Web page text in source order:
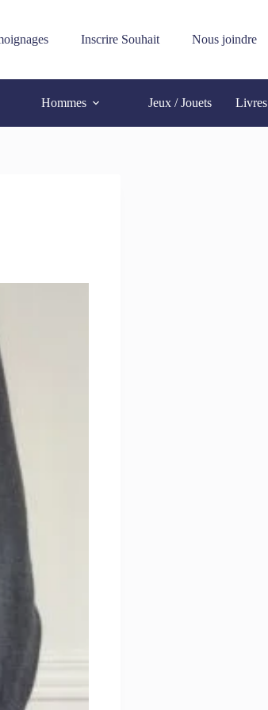
Inscrire Souhait Nous joindre
Hommes Jeux / Jouets Livres